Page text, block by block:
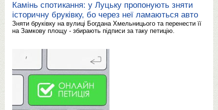
Камінь спотикання: у Луцьку пропонують зняти
історичну бруківку, бо через неї ламаються авто
Зняти бруківку на вулиці Богдана Хмельницього та перенести її
на Замкову площу - збирають підписи за таку петицію.